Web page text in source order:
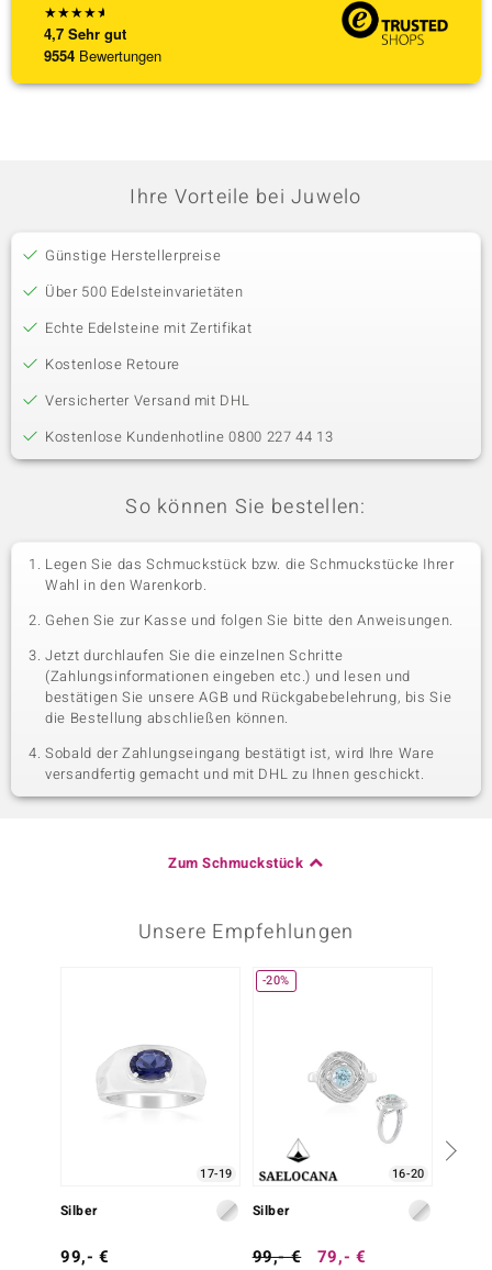
★★★★★
4,7 Sehr gut
9554 Bewertungen
Ihre Vorteile bei Juwelo
Günstige Herstellerpreise
Über 500 Edelsteinvarietäten
Echte Edelsteine mit Zertifikat
Kostenlose Retoure
Versicherter Versand mit DHL
Kostenlose Kundenhotline 0800 227 44 13
So können Sie bestellen:
Legen Sie das Schmuckstück bzw. die Schmuckstücke Ihrer
Wahl in den Warenkorb.
Gehen Sie zur Kasse und folgen Sie bitte den Anweisungen.
Jetzt durchlaufen Sie die einzelnen Schritte
(Zahlungsinformationen eingeben etc.) und lesen und
bestätigen Sie unsere AGB und Rückgabebelehrung, bis Sie
die Bestellung abschließen können.
Sobald der Zahlungseingang bestätigt ist, wird Ihre Ware
versandfertig gemacht und mit DHL zu Ihnen geschickt.
Zum Schmuckstück
Unsere Empfehlungen
17-19
Silber
99,- €
-20%
16-20
Silber
99,- € 79,- €